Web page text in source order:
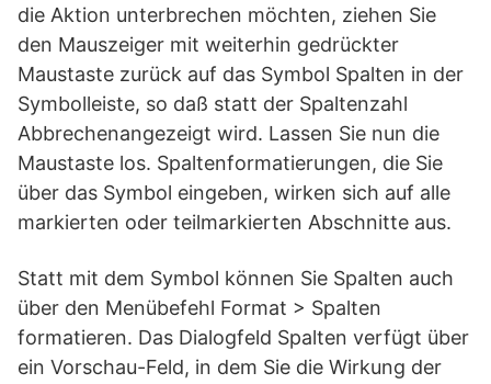
die Aktion unterbrechen möchten, ziehen Sie
den Mauszeiger mit weiterhin gedrückter
Maustaste zurück auf das Symbol Spalten in der
Symbolleiste, so daß statt der Spaltenzahl
Abbrechenangezeigt wird. Lassen Sie nun die
Maustaste los. Spaltenformatierungen, die Sie
über das Symbol eingeben, wirken sich auf alle
markierten oder teilmarkierten Abschnitte aus.
Statt mit dem Symbol können Sie Spalten auch
über den Menübefehl Format > Spalten
formatieren. Das Dialogfeld Spalten verfügt über
ein Vorschau-Feld, in dem Sie die Wirkung der